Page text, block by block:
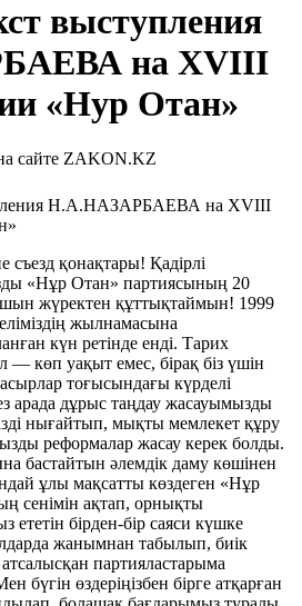
выступления
на XVIII
«Нур Отан»
сайте ZAKON.KZ
съезд қонақтары! Қадірлі
«Нұр Отан» партиясының 20
жүректен құттықтаймын! 1999
жылнамасына
күн ретінде енді. Тарих
— көп уақыт емес, бірақ біз үшін
тоғысындағы күрделі
арада дұрыс таңдау жасауымызды
нығайтып, мықты мемлекет құру
реформалар жасау керек болды.
бастайтын әлемдік даму көшінен
ұлы мақсатты көздеген «Нұр
сенімін ақтап, орнықты
ететін бірден-бір саяси күшке
жанымнан табылып, биік
партияластарыма
бүгін өздеріңізбен бірге атқарған